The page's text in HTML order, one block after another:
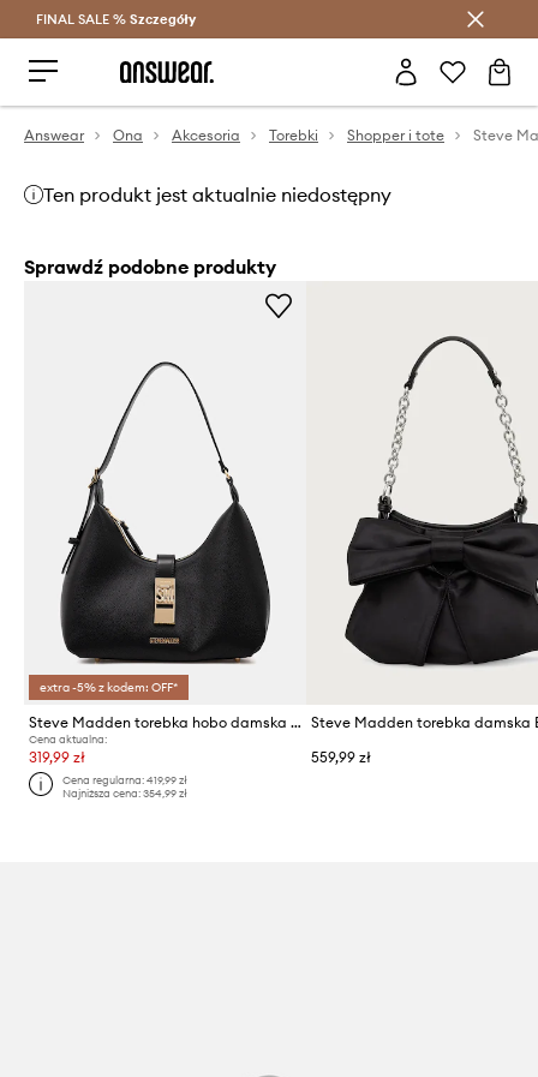
Oszczędzaj z Answear Club >
FINAL SALE % Szczegóły
Answear Ona Akcesoria Torebki Shopper i tote Steve
Ten produkt jest aktualnie niedostępny
Sprawdź podobne produkty
extra -5% z kodem: OFF*
Steve Madden torebka hobo damska z imitacji skóry Bovie
Cena aktualna:
319,99 zł
Cena regularna:419,99 zł
Najniższa cena:354,99 zł
559,99 zł